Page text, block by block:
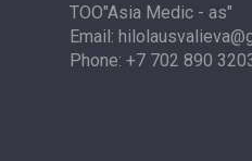
TOO"Asia Medic - as"
Email:
Phone: +7 702 890